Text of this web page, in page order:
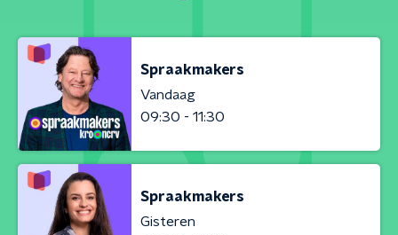
Spraakmakers
Vandaag
09:30 - 11:30
Spraakmakers
Gisteren